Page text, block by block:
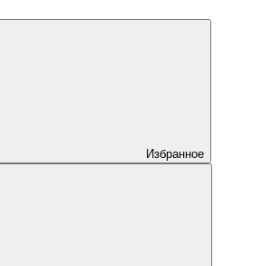
Избранное